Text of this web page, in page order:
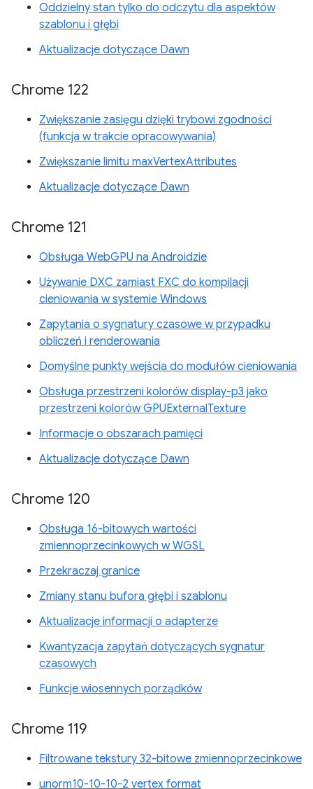
Oddzielny stan tylko do odczytu dla aspektów
szablonu i głębi
Aktualizacje dotyczące Dawn
Chrome 122
Zwiększanie zasięgu dzięki trybowi zgodności
(funkcja w trakcie opracowywania)
Zwiększanie limitu maxVertexAttributes
Aktualizacje dotyczące Dawn
Chrome 121
Obsługa WebGPU na Androidzie
Używanie DXC zamiast FXC do kompilacji
cieniowania w systemie Windows
Zapytania o sygnatury czasowe w przypadku
obliczeń i renderowania
Domyślne punkty wejścia do modułów cieniowania
Obsługa przestrzeni kolorów display-p3 jako
przestrzeni kolorów GPUExternalTexture
Informacje o obszarach pamięci
Aktualizacje dotyczące Dawn
Chrome 120
Obsługa 16-bitowych wartości
zmiennoprzecinkowych w WGSL
Przekraczaj granice
Zmiany stanu bufora głębi i szablonu
Aktualizacje informacji o adapterze
Kwantyzacja zapytań dotyczących sygnatur
czasowych
Funkcje wiosennych porządków
Chrome 119
Filtrowane tekstury 32-bitowe zmiennoprzecinkowe
unorm10-10-10-2 vertex format